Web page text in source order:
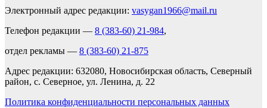
Электронный адрес редакции: vasygan1966@mail.ru
Телефон редакции — 8 (383-60) 21-984,
отдел рекламы — 8 (383-60) 21-875
Адрес редакции: 632080, Новосибирская область, Северный
район, с. Северное, ул. Ленина, д. 22
Политика конфиденциальности персональных данных